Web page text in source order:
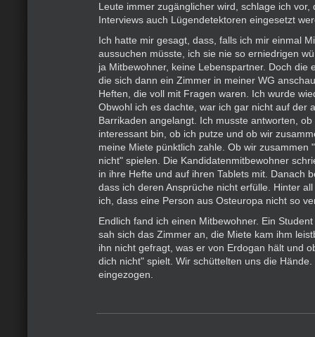
Leute immer zugänglicher wird, schlage ich vor,
Interviews auch Lügendetektoren eingesetzt
Ich hatte mir gesagt, dass, falls ich mir einmal
aussuchen müsste, ich sie nie so erniedrigen
ja Mitbewohner, keine Lebenspartner. Doch die
die sich dann ein Zimmer in meiner WG
Heften, die voll mit Fragen waren. Ich wurde
Obwohl ich es dachte, war ich gar nicht auf der
Barrikaden angelangt. Ich musste antworten,
interessant bin, ob ich putze und ob wir
meine Miete pünktlich zahle. Ob wir zusammen
nicht" spielen. Die Kandidatenmitbewohner
in ihre Hefte und auf ihren Tablets mit. Danach
dass ich deren Ansprüche nicht erfülle. Hinter
ich, dass eine Person aus Osteuropa nicht so
Endlich fand ich einen Mitbewohner. Ein
sah sich das Zimmer an, die Miete kam ihm
ihn nicht gefragt, was er von Erdogan hält und
dich nicht" spielt. Wir schüttelten uns die
eingezogen.